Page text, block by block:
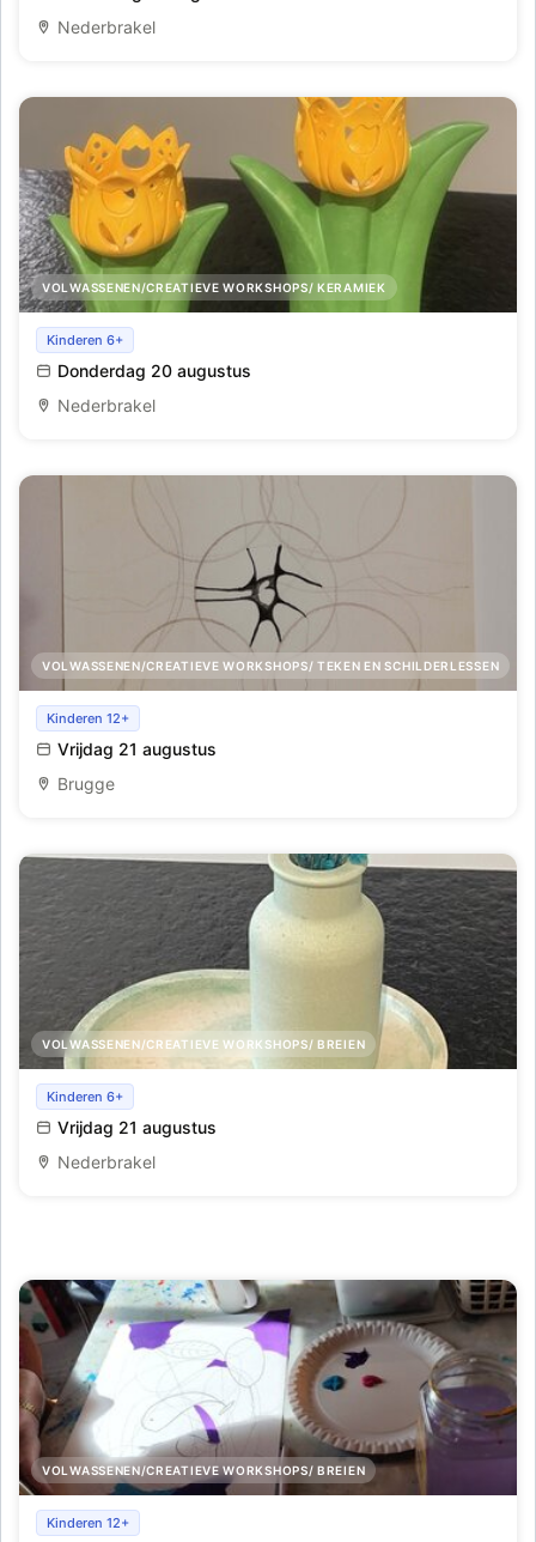
Nederbrakel
VOLWASSENEN/CREATIEVE WORKSHOPS/ KERAMIEK
Keramiekschilderen en glazuren
Kinderen 6+
Donderdag 20 augustus
Nederbrakel
VOLWASSENEN/CREATIEVE WORKSHOPS/ TEKEN EN SCHILDERLESSEN
Neuro art
Kinderen 12+
Vrijdag 21 augustus
Brugge
VOLWASSENEN/CREATIEVE WORKSHOPS/ BREIEN
Workshop jesmonite
Kinderen 6+
Vrijdag 21 augustus
Nederbrakel
VOLWASSENEN/CREATIEVE WORKSHOPS/ BREIEN
Intuïtief schilderen
Kinderen 12+